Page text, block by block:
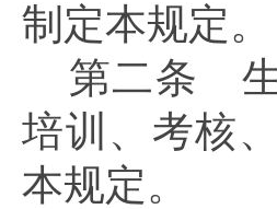
制定本规定。
第二条 生
培训、考核
本规定。